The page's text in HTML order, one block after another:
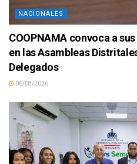
NACIONALES
COOPNAMA convoca a
en las Asambleas
Delegados
06/08/2026